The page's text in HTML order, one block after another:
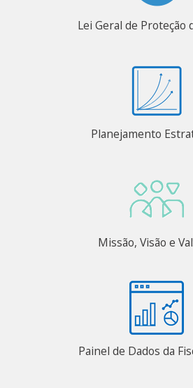
Lei Geral de Proteção
Planejamento
Missão, Visão e
Painel de Dados da